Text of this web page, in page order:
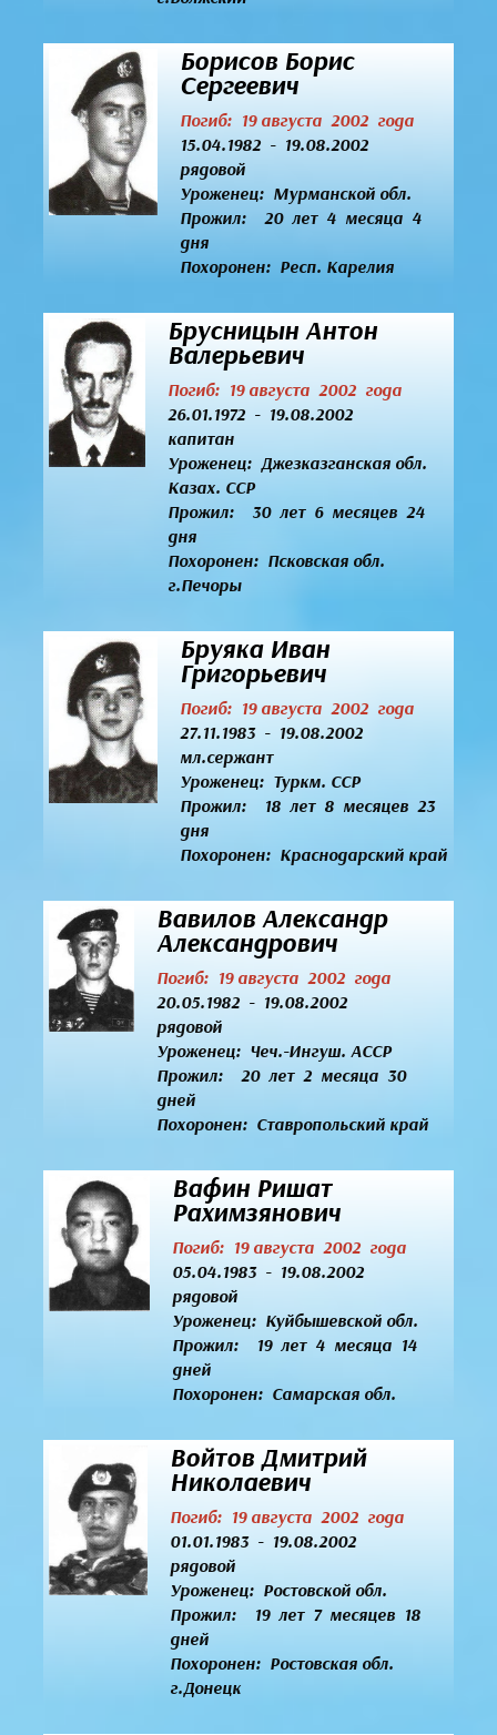
Борисов Борис
Сергеевич
Погиб: 19 августа 2002 года
15.04.1982 - 19.08.2002
рядовой
Уроженец: Мурманской обл.
Прожил: 20 лет 4 месяца 4
дня
Похоронен: Респ. Карелия
Брусницын Антон
Валерьевич
Погиб: 19 августа 2002 года
26.01.1972 - 19.08.2002
капитан
Уроженец: Джезказганская обл.
Казах. ССР
Прожил: 30 лет 6 месяцев 24
дня
Похоронен: Псковская обл.
г.Печоры
Бруяка Иван
Григорьевич
Погиб: 19 августа 2002 года
27.11.1983 - 19.08.2002
мл.сержант
Уроженец:Туркм. ССР
Прожил: 18 лет 8 месяцев 23
дня
Похоронен: Краснодарский край
Вавилов Александр
Александрович
Погиб: 19 августа 2002 года
20.05.1982 - 19.08.2002
рядовой
Уроженец:Чеч.-Ингуш. АССР
Прожил: 20 лет 2 месяца 30
дней
Похоронен: Ставропольский край
Вафин Ришат
Рахимзянович
Погиб: 19 августа 2002 года
05.04.1983 - 19.08.2002
рядовой
Уроженец:Куйбышевской обл.
Прожил: 19 лет 4 месяца 14
дней
Похоронен: Самарская обл.
Войтов Дмитрий
Николаевич
Погиб: 19 августа 2002 года
01.01.1983 - 19.08.2002
рядовой
Уроженец: Ростовской обл.
Прожил: 19 лет 7 месяцев 18
дней
Похоронен: Ростовская обл.
г.Донецк